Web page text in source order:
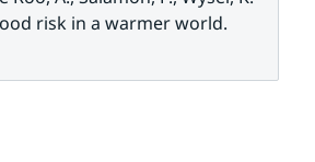
risk in a warmer world.